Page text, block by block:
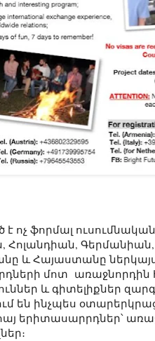
է ոչ ֆորմալ
Հոլանդիան,
և Հայաստանը
մոտ առաջնորդին
և գիտելիքներ
են ինչպես
երիտասարրդներ՝